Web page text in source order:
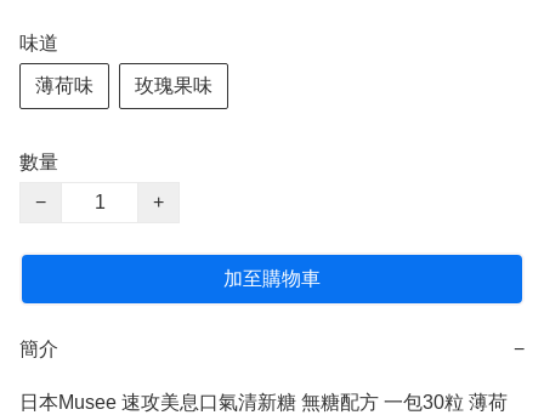
味道
薄荷味 玫瑰果味
數量
−
+
加至購物車
簡介 −
日本Musee 速攻美息口氣清新糖 無糖配方 一包30粒 薄荷